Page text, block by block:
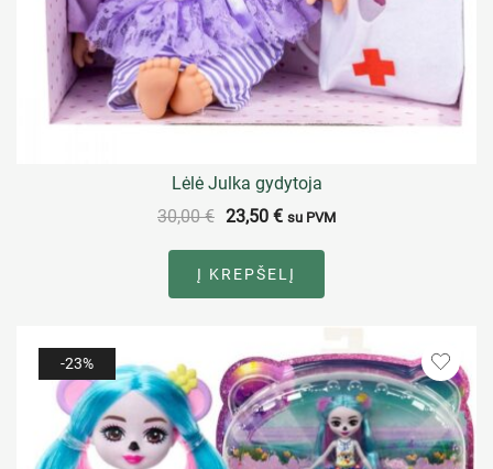
Lėlė Julka gydytoja
30,00€ 23,50 € su PVM
Į KREPŠELĮ
-23%